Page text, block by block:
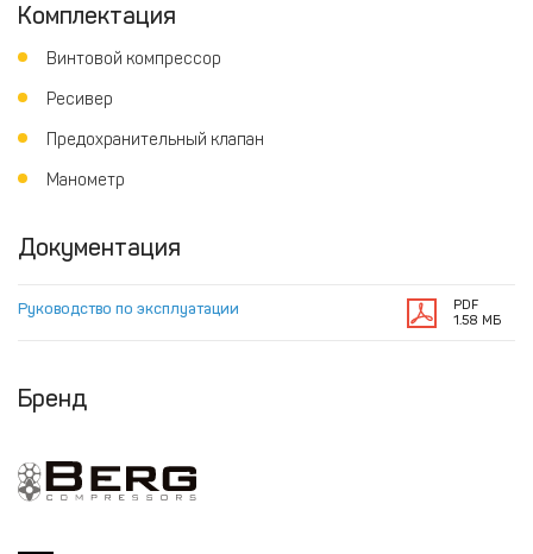
Комплектация
Винтовой компрессор
Ресивер
Предохранительный клапан
Манометр
Документация
Руководство по эксплуатации
PDF
1.58 МБ
Бренд